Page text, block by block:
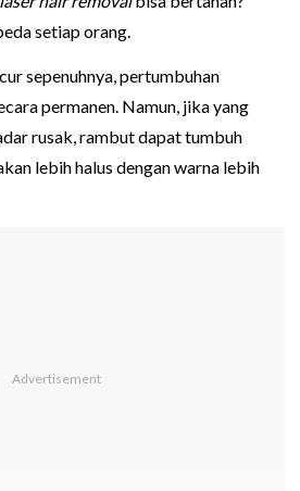
setiap orang.
sepenuhnya, pertumbuhan
permanen. Namun, jika yang
rusak, rambut dapat tumbuh
lebih halus dengan warna lebih